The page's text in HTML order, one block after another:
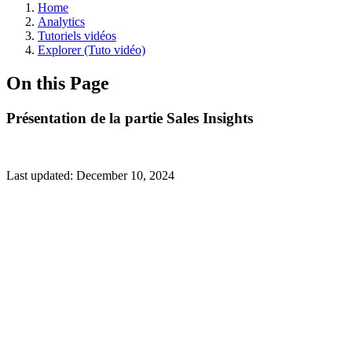
Home
Analytics
Tutoriels vidéos
Explorer (Tuto vidéo)
On this Page
Présentation de la partie Sales Insights
Last updated: December 10, 2024